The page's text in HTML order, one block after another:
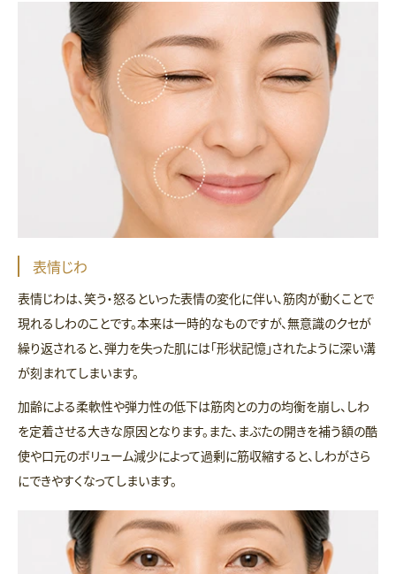
表情じわ
表情じわは、笑う・怒るといった表情の変化に伴い、筋肉が動くことで
現れるしわのことです。本来は一時的なものですが、無意識のクセが
繰り返されると、弾力を失った肌には「形状記憶」されたように深い溝
が刻まれてしまいます。
加齢による柔軟性や弾力性の低下は筋肉との力の均衡を崩し、しわ
を定着させる大きな原因となります。また、まぶたの開きを補う額の酷
使や口元のボリューム減少によって過剰に筋収縮すると、しわがさら
にできやすくなってしまいます。